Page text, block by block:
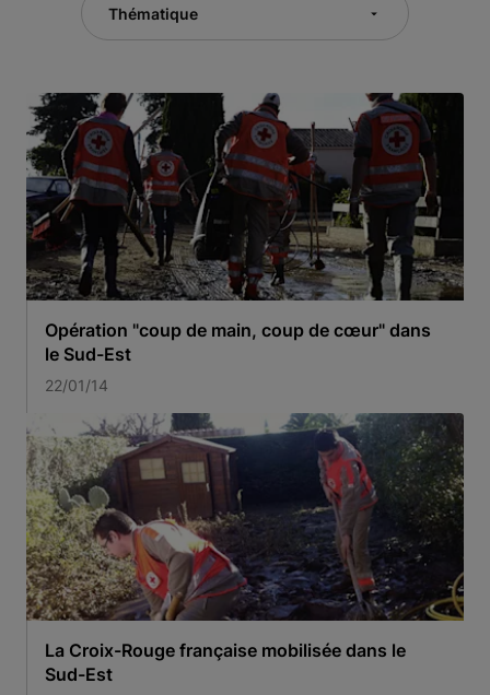
Thématique
Opération "coup de main, coup de cœur" dans
le Sud-Est
22/01/14
La Croix-Rouge française mobilisée dans le
Sud-Est